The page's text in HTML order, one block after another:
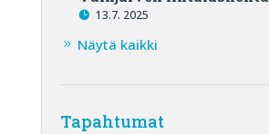
13.7. 2025
Näytä kaikki
Tapahtumat